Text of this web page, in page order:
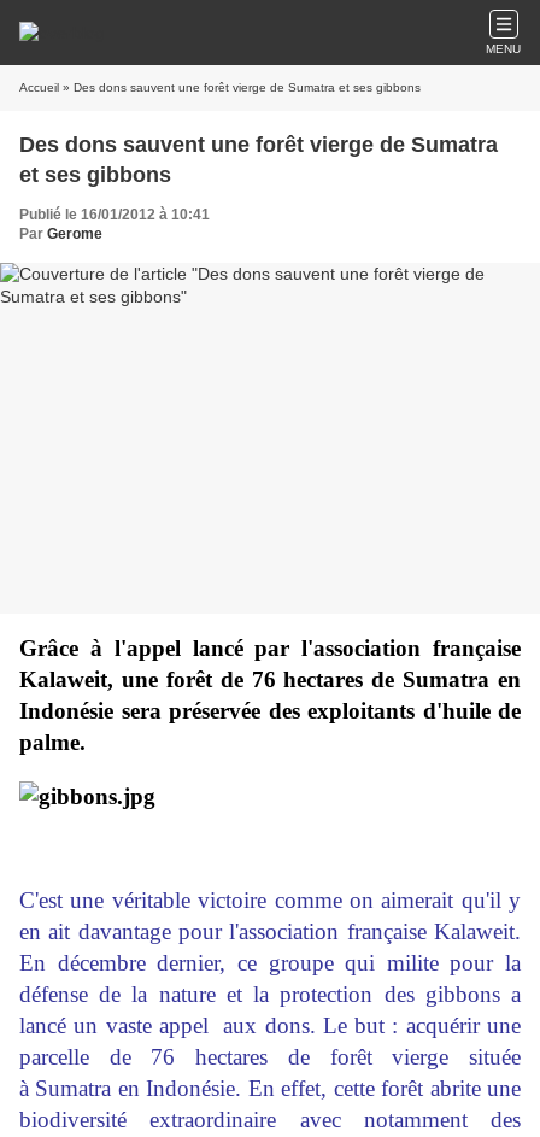
MENU
Accueil » Des dons sauvent une forêt vierge de Sumatra et ses gibbons
Des dons sauvent une forêt vierge de Sumatra
et ses gibbons
Publié le 16/01/2012 à 10:41
Par Gerome
Grâce à l'appel lancé par l'association française
Kalaweit, une forêt de 76 hectares de Sumatra en
Indonésie sera préservée des exploitants d'huile de
palme.
C'est une véritable victoire comme on aimerait qu'il y
en ait davantage pour l'association française Kalaweit.
En décembre dernier, ce groupe qui milite pour la
défense de la nature et la protection des gibbons a
lancé un vaste appel
aux dons. Le but : acquérir une
parcelle de 76 hectares de forêt vierge située
à Sumatra en Indonésie. En effet, cette forêt abrite une
biodiversité extraordinaire avec notamment des